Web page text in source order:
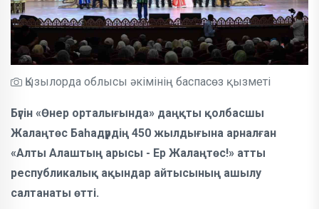
Қызылорда облысы әкімінің баспасөз қызметі
Бүгін «Өнер орталығында» даңқты қолбасшы
Жалаңтөс Баһадүрдің 450 жылдығына арналған
«Алты Алаштың арысы - Ер Жалаңтөс!» атты
республикалық ақындар айтысының ашылу
салтанаты өтті.